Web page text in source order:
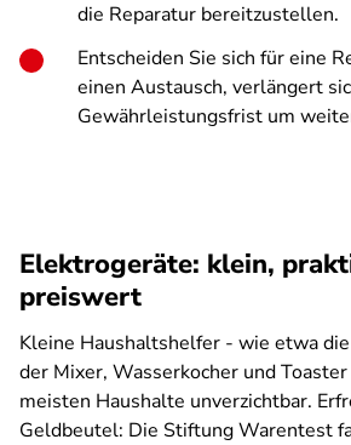
die Reparatur bereitzustellen.
Entscheiden Sie sich für eine
einen Austausch, verlängert
Gewährleistungsfrist um
Elektrogeräte: klein,
preiswert
Kleine Haushaltshelfer - wie etwa
der Mixer, Wasserkocher und
meisten Haushalte unverzichtbar.
Geldbeutel: Die Stiftung Warentest